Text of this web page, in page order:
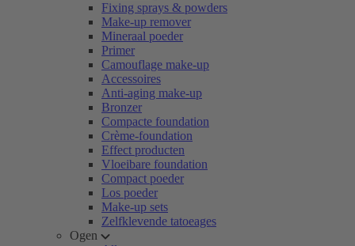
Fixing sprays & powders
Make-up remover
Mineraal poeder
Primer
Camouflage make-up
Accessoires
Anti-aging make-up
Bronzer
Compacte foundation
Crème-foundation
Effect producten
Vloeibare foundation
Compact poeder
Los poeder
Make-up sets
Zelfklevende tatoeages
Ogen